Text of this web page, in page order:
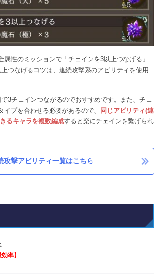
属性のミッションで「チェインを3以上つなげる」
つなげるコツは、連続攻撃系のアビリティを使用
3チェインつながるのでおすすめです。また、チェ
イプを合わせる必要があるので、
同じアビリティ(連
るキャラを複数編成すると楽にチェインを繋げられ
攻撃アビリティ一覧はこちら
効率】